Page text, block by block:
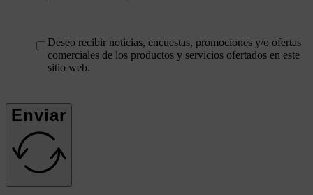
Deseo recibir noticias, encuestas, promociones y/o ofertas
comerciales de los productos y servicios ofertados en este
sitio web.
Enviar